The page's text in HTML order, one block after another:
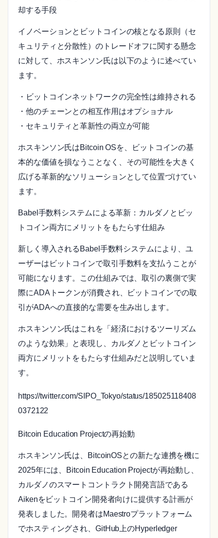
却する手段
イノベーションとビットコインの核となる原則（セ
キュリティと分散性）のトレードオフに関する懸念
に対して、ホスキンソン氏は以下のように述べてい
ます。
・ビットコインネットワークの完全性は維持される
・他のチェーンとの相互作用はオプショナル
・セキュリティと革新性の両立が可能
ホスキンソン氏はBitcoin OSを、ビットコインの基
本的な価値を損なうことなく、その可能性を大きく
広げる革新的なソリューションとして位置づけてい
ます。
Babel手数料システムによる革新：カルダノとビッ
トコイン両方にメリットをもたらす仕組み
新しく導入されるBabel手数料システムにより、ユ
ーザーはビットコインで取引手数料を支払うことが
可能になります。この仕組みでは、取引の裏側で実
際にADAトークンが消費され、ビットコインでの取
引がADAへの直接的な需要を生み出します。
ホスキンソン氏はこれを「経済におけるツーリズム
のような効果」と表現し、カルダノとビットコイン
両方にメリットをもたらす仕組みだと説明していま
す。
https://twitter.com/SIPO_Tokyo/status/185025118408
0372122
Bitcoin Education Projectの再始動
ホスキンソン氏は、BitcoinOSとの新たな連携を機に
2025年には、Bitcoin Education Projectが再始動し、
カルダノのスマートコントラクト開発言語である
Aikenをビットコイン開発者向けに提供する計画が
発表しました。開発者はMaestroプラットフォーム
でホスティングされ、GitHub上のHyperledger